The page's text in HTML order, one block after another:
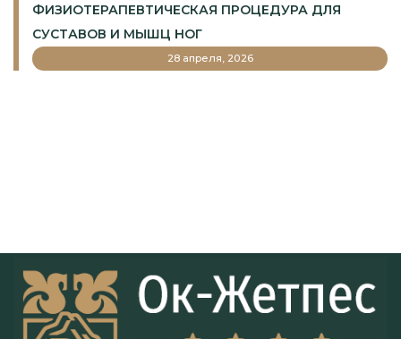
ФИЗИОТЕРАПЕВТИЧЕСКАЯ ПРОЦЕДУРА ДЛЯ
СУСТАВОВ И МЫШЦ НОГ
28 апреля, 2026